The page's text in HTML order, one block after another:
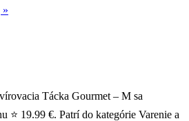
Tácka Gourmet – M sa
⭐ 19.99 €. Patrí do kategórie Varenie a